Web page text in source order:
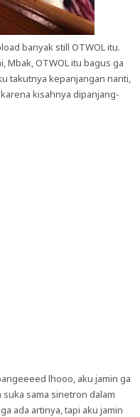
banyak still OTWOL itu.
Mbak, OTWOL itu bagus ga
takutnya kepanjangan nanti,
kisahnya dipanjang-
lhooo, aku jamin ga
sama sinetron dalam
ada artinya, tapi aku jamin